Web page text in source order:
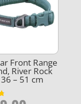
Front Range
River Rock
– 51 cm